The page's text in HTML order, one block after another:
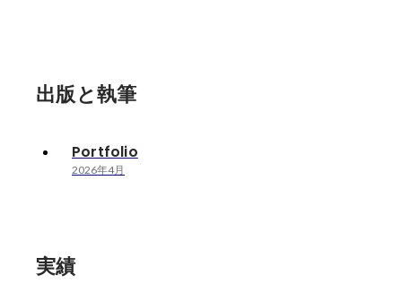
出版と執筆
Portfolio
2026年4月
実績